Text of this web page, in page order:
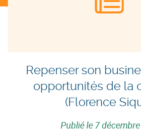
Repenser son
opportunités de la
(Florence
Publié le 7